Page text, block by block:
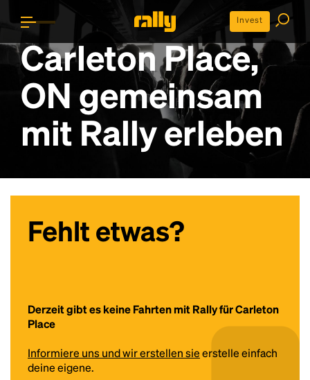
Invest
Carleton Place,
ON gemeinsam
mit Rally erleben
Fehlt etwas?
Derzeit gibt es keine Fahrten mit Rally für Carleton
Place
Informiere uns und wir erstellen sieerstelle einfach
deine eigene.